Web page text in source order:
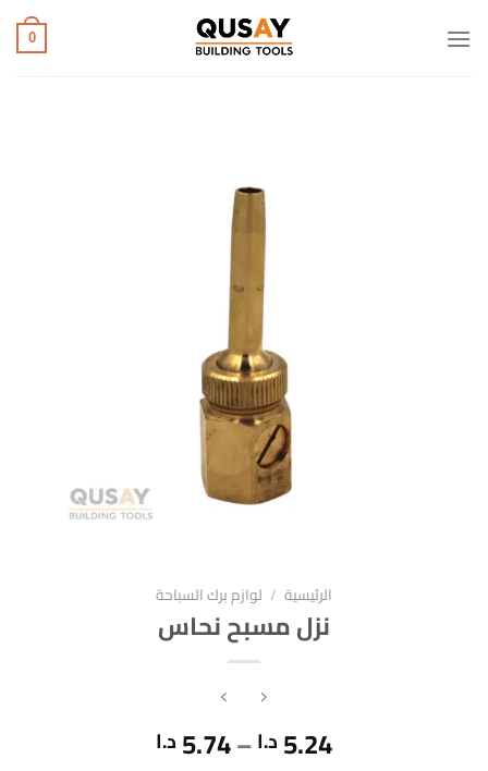
للمحتوى
0
الرئيسية / لوازم برك السباحة
نزل مسبح نحاس
5.24 د.ا–
5.74 د.ا